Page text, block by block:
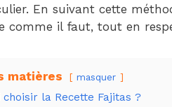
En suivant cette
comme il faut, tout en
matières masquer
choisir la Recette Fajitas ?